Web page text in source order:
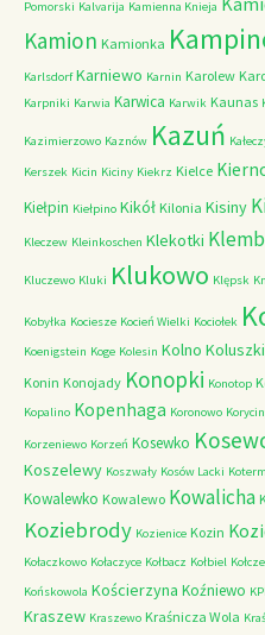
Pomorski Kalvarija Kamienna Knieja
Kamion Kamionka
Karlsdorf Karniewo Karnin Karolew
Karpniki Karwia Karwica Karwik Kaunas
Kazimierzowo Kaznów Kazuń
Kerszek Kicin Kiciny Kiekrz Kielce
Kiełpin Kiełpino Kikół Kilonia Kisiny
Kleczew Kleinkoschen Klekotki
Kluczewo Kluki Klukowo Klępsk
Kobyłka Kociesze Kocień Wielki Kociołek
Koenigstein Koge Kolesin Kolno Koluszki
Konin Konojady Konopki Konotop
Kopalino Kopenhaga Koronowo
Korzeniewo Korzeń Kosewko
Koszelewy Koszwały Kosów Lacki
Kowalewko Kowalewo Kowalicha
Koziebrody Kozienice Kozin
Kołaczkowo Kołaczyce Kołbacz Kołbiel
Końskowola Kościerzyna Koźniewo
Kraszew Kraszewo Kraśnicza Wola